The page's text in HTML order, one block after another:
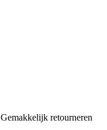
Gemakkelijk retourneren